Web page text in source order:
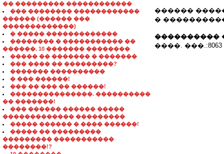
�� ��������� ������������
��� �������� ������������
������ (������ ���
�������������)
� ����� �������������
�������� � ����������� ��
������. 10 ������� ��������
����� �� ������� � �������
��� ���� �� ���������?
������� ����������
� ��� ������!
��� �� ��� �� ������!
���������������. ����������
�� �������!
��� ������ ������ �����
������������� ���������
����� ������ � ���� ������!
����� �� ���������
��������� �����������
��������!?
������
�
����������
����. ���.:8063